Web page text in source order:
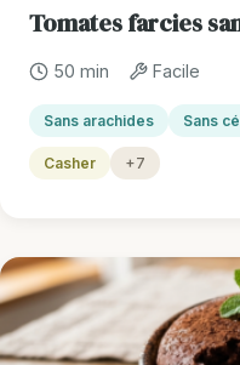
Tomates farcies
50 min Facile
Sans arachides Sans
Casher +7